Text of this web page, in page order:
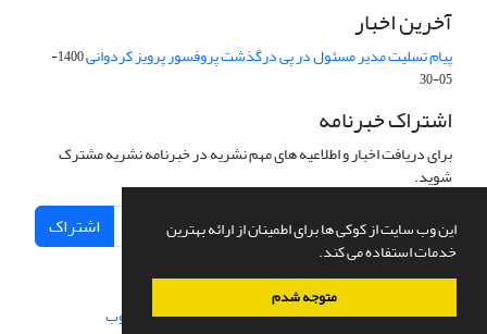
این وب سایت از کوکی ها برای اطمینان از ارائه بهترین
خدمات استفاده می کند.
متوجه شدم
آخرین اخبار
پیام تسلیت مدیر مسئول در پی درگذشت پروفسور پرویز کردوانی
1400-
05-30
اشتراک خبرنامه
برای دریافت اخبار و اطلاعیه های مهم نشریه در خبرنامه نشریه مشترک
شوید.
اشتراک
سامانه مدیریت نشریات علمی.طراحی و پیاده سازی از سیناوب